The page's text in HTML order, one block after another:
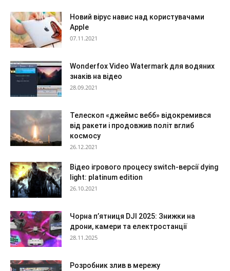
Новий вірус навис над користувачами
Apple
07.11.2021
Wonderfox Video Watermark для водяних
знаків на відео
28.09.2021
Телескоп «джеймс вебб» відокремився
від ракети і продовжив політ вглиб
космосу
26.12.2021
Відео ігрового процесу switch-версії dying
light: platinum edition
26.10.2021
Чорна п’ятниця DJI 2025: Знижки на
дрони, камери та електростанції
28.11.2025
Розробник злив в мережу